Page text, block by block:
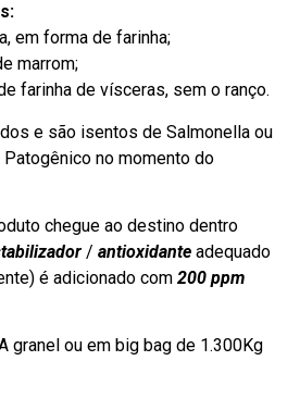
em forma de farinha;
marrom;
farinha de vísceras, sem o ranço.
e são isentos de Salmonella ou
no momento do
chegue ao destino dentro
/ antioxidante adequado
é adicionado com 200 ppm
granel ou em big bag de 1.300Kg